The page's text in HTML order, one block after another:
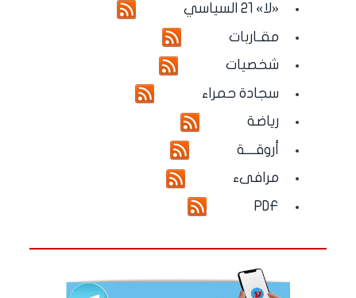
«لا» 21 السياسي
مقـاربات
شخصيات
سجادة حمراء
رياضة
أروقـــة
مرافىء
PDF